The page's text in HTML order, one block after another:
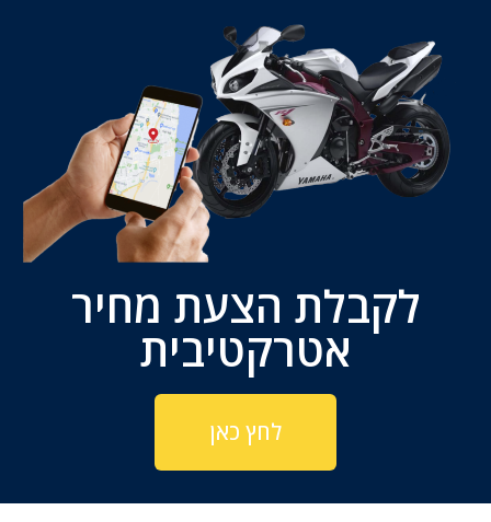
לקבלת הצעת מחיר
אטרקטיבית
לחץ כאן